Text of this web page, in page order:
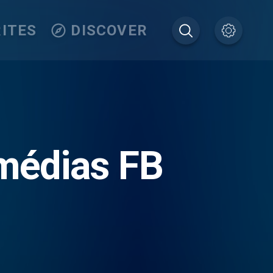
DISCOVER
FB